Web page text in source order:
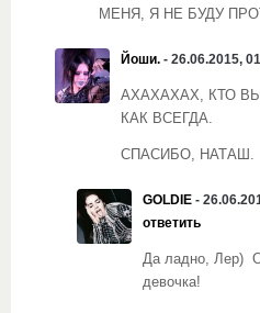
МЕНЯ, Я НЕ БУДУ
Йоши. - 26.06.2015,
АХАХАХАХ, КТО
КАК ВСЕГДА.
СПАСИБО, НАТАШ.
GOLDIE -
ответить
Да ладно, Лер)
девочка!